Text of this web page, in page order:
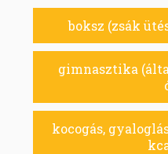
boksz (zsák
gimnasztika
kocogás,